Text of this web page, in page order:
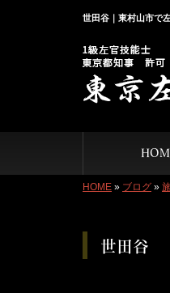
世田谷｜東村山市で
HOME » ブログ »
世田谷